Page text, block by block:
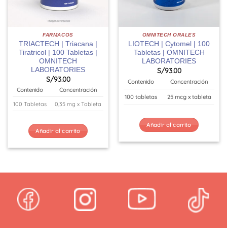
FARMACOS
TRIACTECH | Triacana |
Tiratricol | 100 Tabletas |
OMNITECH
LABORATORIES
S/93.00
Contenido
Concentración
100 Tabletas
0,35 mg x Tableta
Añadir al carrito
OMNITECH ORALES
LIOTECH | Cytomel | 100
Tabletas | OMNITECH
LABORATORIES
S/93.00
Contenido Concentración
100 tabletas 25 mcg x tableta
Añadir al carrito